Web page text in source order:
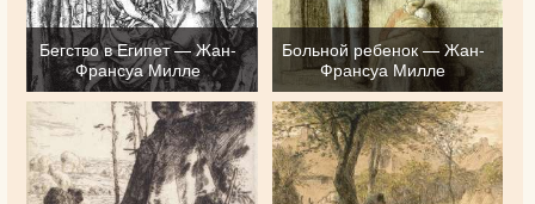
Бегство в Египет — Жан-
Франсуа Милле
Больной ребенок — Жан-
Франсуа Милле